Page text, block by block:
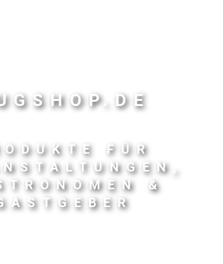
FÜR
&